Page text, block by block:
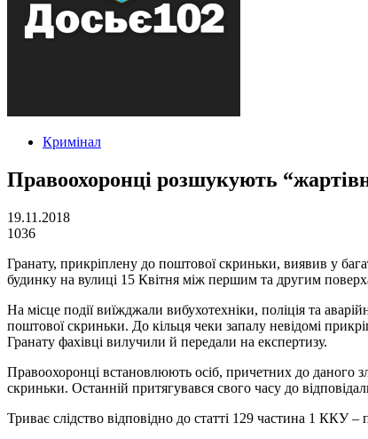
Кримінал
Правоохоронці розшукують
19.11.2018
1036
Гранату, прикріплену до поштової скриньки, виявив у
будинку на вулиці 15 Квітня між першим та другим
На місце події виїжджали вибухотехніки, поліція та
поштової скриньки. До кільця чеки запалу невідомі
Гранату фахівці вилучили й передали на експертизу.
Правоохоронці встановлюють осіб, причетних до даного
скриньки. Останній притягувався свого часу до
Триває слідство відповідно до статті 129 частина 1 ККУ –